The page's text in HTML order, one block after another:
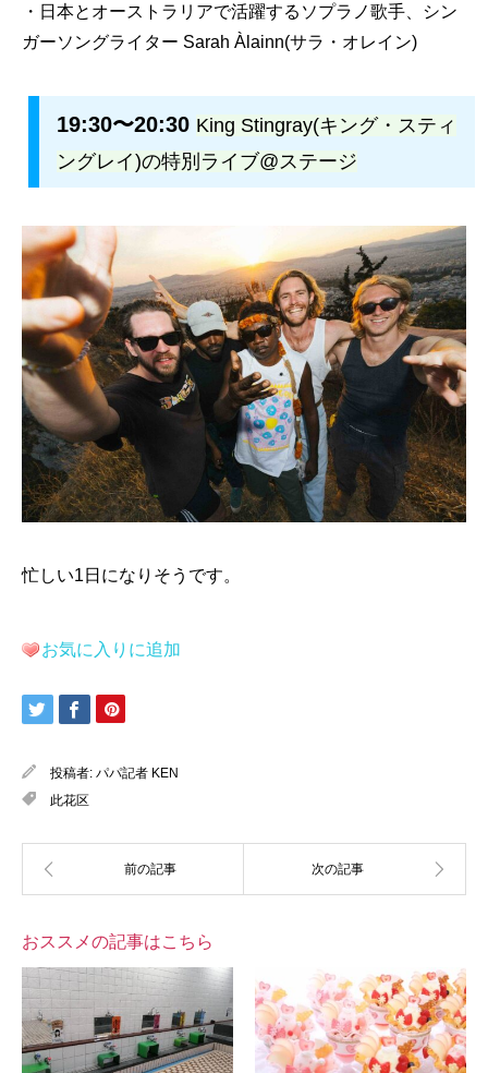
・日本とオーストラリアで活躍するソプラノ歌手、シン
ガーソングライター Sarah Àlainn(サラ・オレイン)
19:30〜20:30 King Stingray(キング・スティ
ングレイ)の特別ライブ@ステージ
忙しい1日になりそうです。
お気に入りに追加
投稿者: パパ記者 KEN
此花区
おススメの記事はこちら